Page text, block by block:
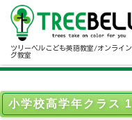
ツリーベルこども英語教室/オンライ
グ教室
小学校高学年クラス